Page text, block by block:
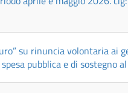
su rinuncia volontaria ai
pubblica e di sostegno